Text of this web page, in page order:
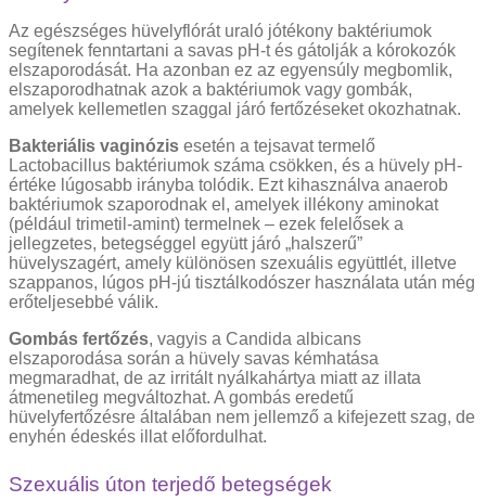
Az egészséges hüvelyflórát uraló jótékony baktériumok
segítenek fenntartani a savas pH-t és gátolják a kórokozók
elszaporodását. Ha azonban ez az egyensúly megbomlik,
elszaporodhatnak azok a baktériumok vagy gombák,
amelyek kellemetlen szaggal járó fertőzéseket okozhatnak.
Bakteriális vaginózis esetén a tejsavat termelő
Lactobacillus baktériumok száma csökken, és a hüvely pH-
értéke lúgosabb irányba tolódik. Ezt kihasználva anaerob
baktériumok szaporodnak el, amelyek illékony aminokat
(például trimetil-amint) termelnek – ezek felelősek a
jellegzetes, betegséggel együtt járó „halszerű”
hüvelyszagért, amely különösen szexuális együttlét, illetve
szappanos, lúgos pH-jú tisztálkodószer használata után még
erőteljesebbé válik.
Gombás fertőzés, vagyis a Candida albicans
elszaporodása során a hüvely savas kémhatása
megmaradhat, de az irritált nyálkahártya miatt az illata
átmenetileg megváltozhat. A gombás eredetű
hüvelyfertőzésre általában nem jellemző a kifejezett szag, de
enyhén édeskés illat előfordulhat.
Szexuális úton terjedő betegségek